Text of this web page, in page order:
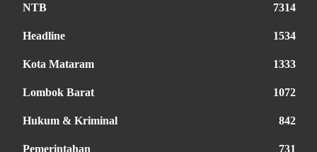
NTB 7314
Headline 1534
Kota Mataram 1333
Lombok Barat 1072
Hukum & Kriminal 842
Pemerintahan 731